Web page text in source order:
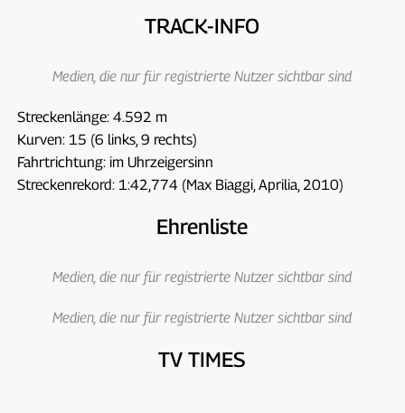
TRACK-INFO
Medien, die nur für registrierte Nutzer sichtbar sind
Streckenlänge: 4.592 m
Kurven: 15 (6 links, 9 rechts)
Fahrtrichtung: im Uhrzeigersinn
Streckenrekord: 1:42,774 (Max Biaggi, Aprilia, 2010)
Ehrenliste
Medien, die nur für registrierte Nutzer sichtbar sind
Medien, die nur für registrierte Nutzer sichtbar sind
TV TIMES